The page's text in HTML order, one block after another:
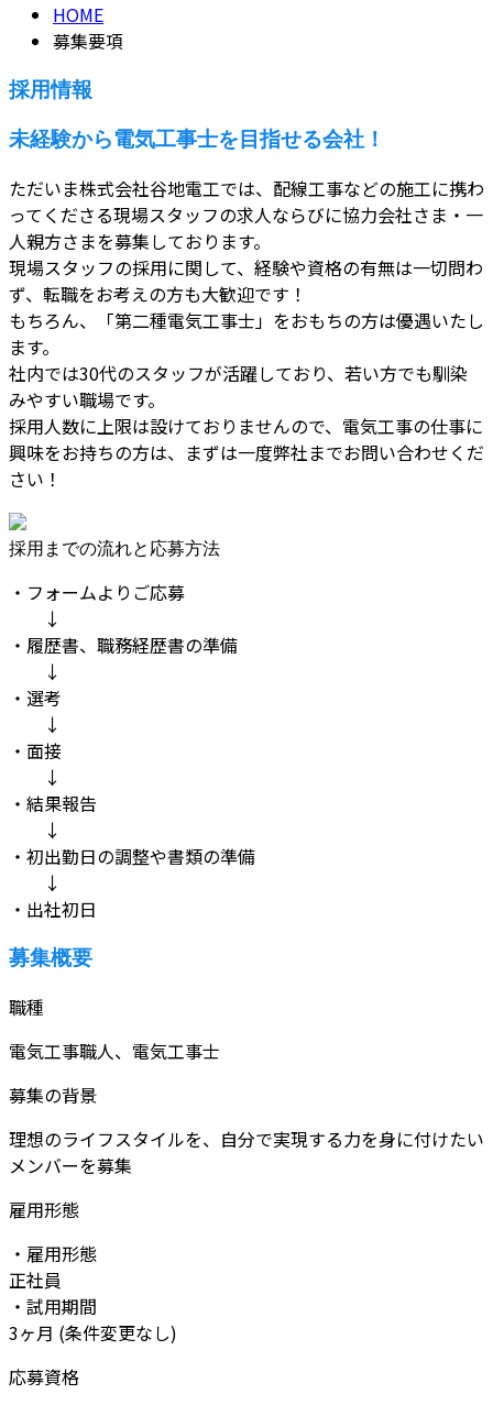
HOME
募集要項
採用情報
未経験から電気工事士を目指せる会社！
ただいま株式会社谷地電工では、配線工事などの施工に携わ
ってくださる現場スタッフの求人ならびに協力会社さま・一
人親方さまを募集しております。
現場スタッフの採用に関して、経験や資格の有無は一切問わ
ず、転職をお考えの方も大歓迎です！
もちろん、「第二種電気工事士」をおもちの方は優遇いたし
ます。
社内では30代のスタッフが活躍しており、若い方でも馴染
みやすい職場です。
採用人数に上限は設けておりませんので、電気工事の仕事に
興味をお持ちの方は、まずは一度弊社までお問い合わせくだ
さい！
採用までの流れと応募方法
・フォームよりご応募
↓
・履歴書、職務経歴書の準備
↓
・選考
↓
・面接
↓
・結果報告
↓
・初出勤日の調整や書類の準備
↓
・出社初日
募集概要
職種
電気工事職人、電気工事士
募集の背景
理想のライフスタイルを、自分で実現する力を身に付けたい
メンバーを募集
雇用形態
・雇用形態
正社員
・試用期間
3ヶ月 (条件変更なし)
応募資格